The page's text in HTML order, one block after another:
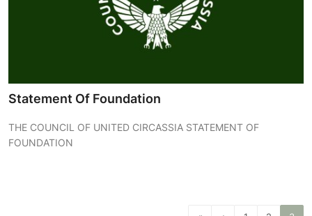
Statement Of Foundation
THE COUNCIL OF UNITED CIRCASSIA STATEMENT OF
FOUNDATION